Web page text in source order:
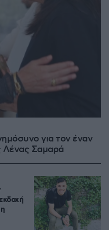
για τον έναν
Λένας Σαμαρά